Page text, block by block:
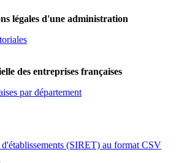
légales d'une administration
des entreprises françaises
par département
(SIRET) au format CSV